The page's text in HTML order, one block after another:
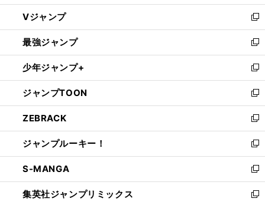
ウ
ィ
ン
ド
ウ
で
開
く
し
い
ウ
ィ
ン
ド
ウ
で
開
く
Vジャンプ
新
し
い
ウ
ィ
ン
ド
ウ
で
開
く
最強ジャンプ
新
し
い
ウ
ィ
ン
ド
ウ
で
開
く
少年ジャンプ+
新
し
い
ウ
ィ
ン
ド
ウ
で
開
く
ジャンプTOON
新
し
い
ウ
ィ
ン
ド
ウ
で
ZEBRACK
新
し
い
ウ
ィ
ン
ド
ジャンプルーキー！
新
し
い
ウ
ィ
S-MANGA
新
し
い
集英社ジャンプリミックス
新